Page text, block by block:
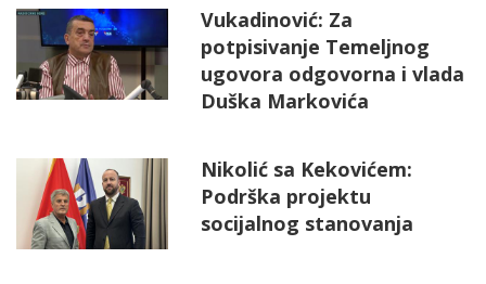
Vukadinović: Za
potpisivanje Temeljnog
ugovora odgovorna i vlada
Duška Markovića
Nikolić sa Kekovićem:
Podrška projektu
socijalnog stanovanja